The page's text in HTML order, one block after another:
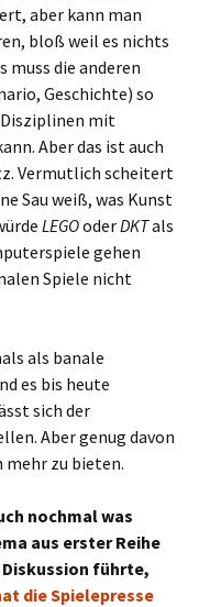
aber kann man
bloß weil es nichts
muss die anderen
Geschichte) so
Disziplinen mit
Aber das ist auch
Vermutlich scheitert
Sau weiß, was Kunst
LEGOoderDKTals
gehen
Spiele nicht
als banale
es bis heute
sich der
Aber genug davon
mehr zu bieten.
nochmal was
aus erster Reihe
führte,
die Spielepresse